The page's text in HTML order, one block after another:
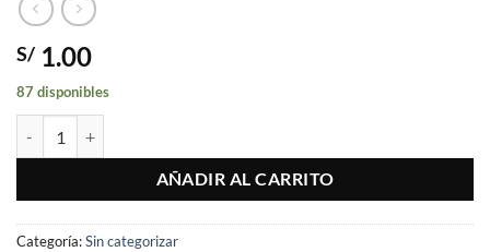
S/ 1.00
87 disponibles
AÑADIR AL CARRITO
Categoría:Sin categorizar